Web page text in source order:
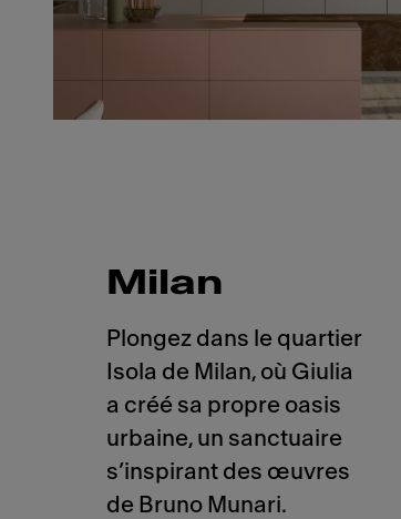
Milan
Plongez dans le quartier
Isola de Milan, où Giulia
a créé sa propre oasis
urbaine, un sanctuaire
s’inspirant des œuvres
de Bruno Munari.